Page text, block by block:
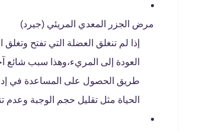
مرض الجزر المعدي المريئي (جيرد)
إذا لم تنغلق العضلة التي تفتح وتغلق
العودة إلى المريء،وهذا سبب
طريق الحصول على المساعدة في
الحياة مثل تقليل حجم الوجبة وعدم